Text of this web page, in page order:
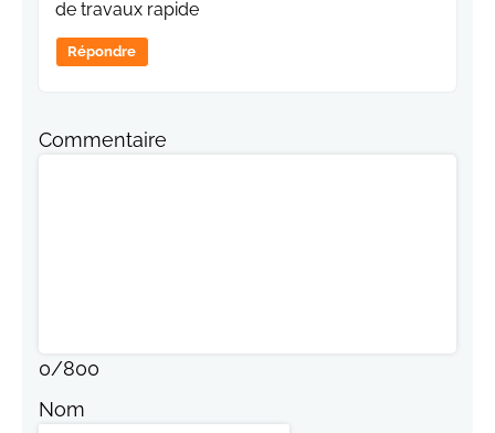
de travaux rapide
Répondre
Commentaire
0/800
Nom